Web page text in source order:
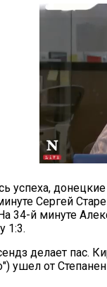
успеха,
Сергей
34-й минуте
1:3.
делает пас.
ушел от